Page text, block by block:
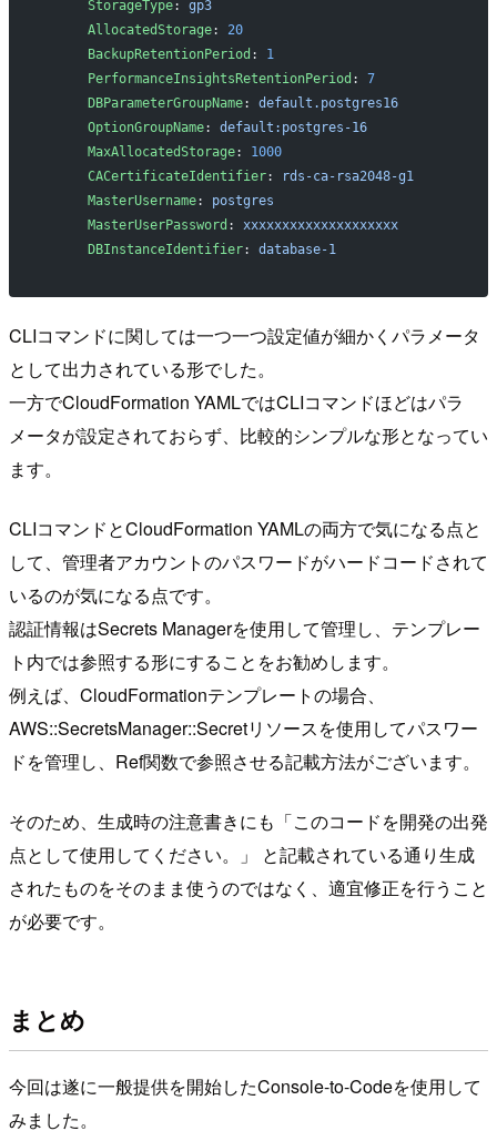
      StorageType
: gp3
      AllocatedStorage
: 20
      BackupRetentionPeriod
: 1
      PerformanceInsightsRetentionPeriod
: 7
      DBParameterGroupName
: default.postgres16
      OptionGroupName
: default:postgres-16
      MaxAllocatedStorage
: 1000
      CACertificateIdentifier
:
rds-ca-rsa2048-g1
      MasterUsername
: postgres
      MasterUserPassword
: xxxxxxxxxxxxxxxxxxxx
      DBInstanceIdentifier
: database-1
CLIコマンドに関しては一つ一つ設定値が細かくパラメータ
として出力されている形でした。
一方でCloudFormation YAMLではCLIコマンドほどはパラ
メータが設定されておらず、比較的シンプルな形となってい
ます。
CLIコマンドとCloudFormation YAMLの両方で気になる点と
して、管理者アカウントのパスワードがハードコードされて
いるのが気になる点です。
認証情報はSecrets Managerを使用して管理し、テンプレー
ト内では参照する形にすることをお勧めします。
例えば、CloudFormationテンプレートの場合、
AWS::SecretsManager::Secretリソースを使用してパスワー
ドを管理し、Ref関数で参照させる記載方法がございます。
そのため、生成時の注意書きにも「このコードを開発の出発
点として使用してください。」 と記載されている通り生成
されたものをそのまま使うのではなく、適宜修正を行うこと
が必要です。
まとめ
今回は遂に一般提供を開始したConsole-to-Codeを使用して
みました。